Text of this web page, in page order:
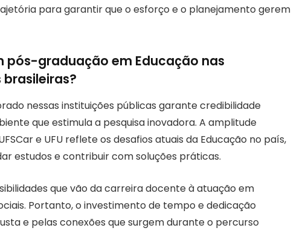
para garantir que o esforço e o planejamento gerem
pós-graduação em Educação nas
nessas instituições públicas garante credibilidade
que estimula a pesquisa inovadora. A amplitude
e UFU reflete os desafios atuais da Educação no país,
estudos e contribuir com soluções práticas.
que vão da carreira docente à atuação em
Portanto, o investimento de tempo e dedicação
e pelas conexões que surgem durante o percurso